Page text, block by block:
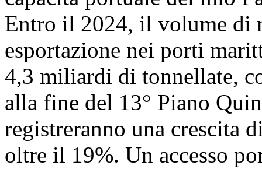
Entro il 2024, il volume di
esportazione nei porti
4,3 miliardi di tonnellate,
alla fine del 13° Piano
registreranno una crescita
oltre il 19%. Un accesso